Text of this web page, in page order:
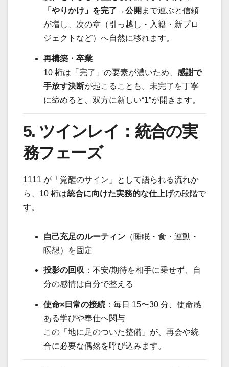
「やりかけ」を完了→公開 まで運ぶと信頼
が増し、次の章（引っ越し・入籍・新プロ
ジェクトなど）へ自然に移れます。
再構築・卒業
10 桁は「完了」の要素が濃いため、 感謝で
手放す決断が起こることも。未完了を丁寧
に締めると、双方に新しい“1”が開きます。
5. ツインレイ：統合の実
務フェーズ
1111 が「覚醒のサイン」として語られる流れか
ら、10 桁は統合に向けた実務的な仕上げの段階で
す。
自己充足のルーティン （睡眠・食・運動・
瞑想）を固定
投影の回収 ：不安/期待を相手に乗せず、自
分の感情は自分で整える
使命×日常の接続 ：毎日 15〜30 分、使命感
ある学びや奉仕へ関与
この「地に足のついた整備」が、再会や統
合に必要な偶然を呼び込みます。